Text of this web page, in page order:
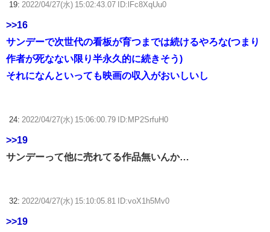
19: 2022/04/27(水) 15:02:43.07 ID:lFc8XqUu0
>>16
サンデーで次世代の看板が育つまでは続けるやろな(つまり
作者が死なない限り半永久的に続きそう)
それになんといっても映画の収入がおいしいし
24: 2022/04/27(水) 15:06:00.79 ID:MP2SrfuH0
>>19
サンデーって他に売れてる作品無いんか…
32: 2022/04/27(水) 15:10:05.81 ID:voX1h5Mv0
>>19